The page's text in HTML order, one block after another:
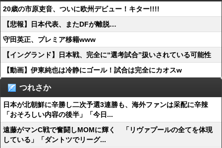
20歳の市原吏音、ついに欧州デビュー！キター!!!!
【悲報】日本代表、またDFが離脱…
守田英正、プレミア移籍www
【イングランド】日本戦、完全に“選考試合”扱いされている可能性
【動画】伊東純也は冷静にゴール！試合は完全にカオスw
つれさか
日本が北朝鮮に辛勝し二次予選3連勝も、海外ファンは采配に辛辣
「おそろしい内容の後半」「今日...
遠藤がマンC戦で奮闘しMOMに輝く 「リヴァプールの全てを体現
している」「ダントツでリーグ...